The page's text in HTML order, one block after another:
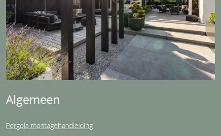
Algemeen
Pergola montagehandleiding